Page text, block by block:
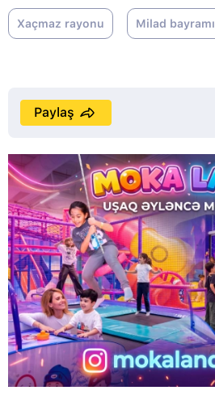
Xaçmaz rayonu Milad bayramı
Paylaş